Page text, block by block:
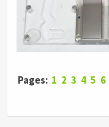
Pages: 1 2 3 4 5 6